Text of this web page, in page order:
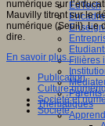
EdTech
Filières
Parents
Thématiques
numérique sur
Mauvilly titrent sur le
numérique (Seuil). Le
dire.
En savoir plus...
Publication
Culture
Société et
Société